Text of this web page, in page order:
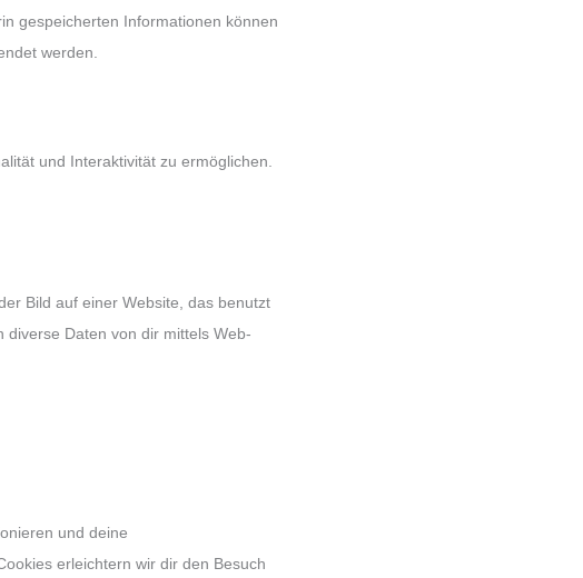
gespeicherten Informationen können
werden.
und Interaktivität zu ermöglichen.
Bild auf einer Website, das benutzt
Daten von dir mittels Web-
und deine
erleichtern wir dir den Besuch